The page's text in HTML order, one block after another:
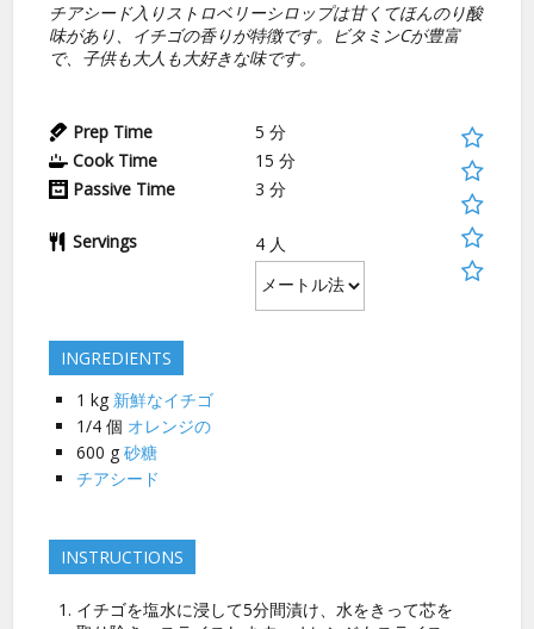
チアシード入りストロベリーシロップは甘くてほんのり酸
味があり、イチゴの香りが特徴です。ビタミンCが豊富
で、子供も大人も大好きな味です。
Prep Time 5 分
Cook Time
15 分
Passive Time
3 分
Servings 4 人
INGREDIENTS
1 kg 新鮮なイチゴ
1/4 個 オレンジの
600 g 砂糖
チアシード
INSTRUCTIONS
イチゴを塩水に浸して5分間漬け、水をきって芯を